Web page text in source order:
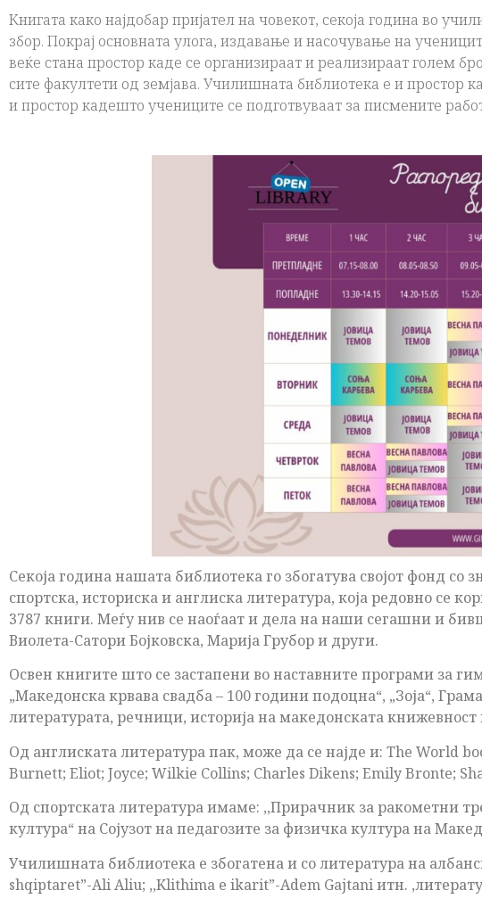
Книгата како најдобар пријател на човекот, секоја година во
збор. Покрај основната улога, издавање и насочување на
веќе стана простор каде се организираат и реализираат голем
сите факултети од земјава. Училишната библиотека е и простор
и простор кадешто учениците се подготвуваат за писмените
Секоја година нашата библиотека го збогатува својот фонд
спортска, историска и англиска литература, која редовно
3787 книги. Меѓу нив се наоѓаат и дела на наши сегашни и
Виолета-Сатори Бојковска, Марија Грубор и други.
Освен книгите што се застапени во наставните програми за
„Македонска крвава свадба – 100 години подоцна“, „Зоја“,
литературата, речници, историја на македонската книжевност
Од англиската литература пак, може да се најде и: The World
Burnett; Eliot; Joyce; Wilkie Collins; Charles Dikens; Emily Bronte;
Од спортската литература имаме: ,,Прирачник за ракометни
култура“ на Сојузот на педагозите за физичка култура на
Училишната библиотека е збогатена и со литература на
shqiptaret”-Ali Aliu; ,,Klithima e ikarit”-Adem Gajtani итн.